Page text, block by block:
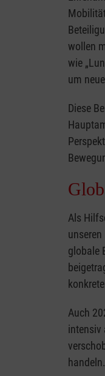
wollen
wie
um
Diese
Als
globale
Auch
intensiv
handeln.